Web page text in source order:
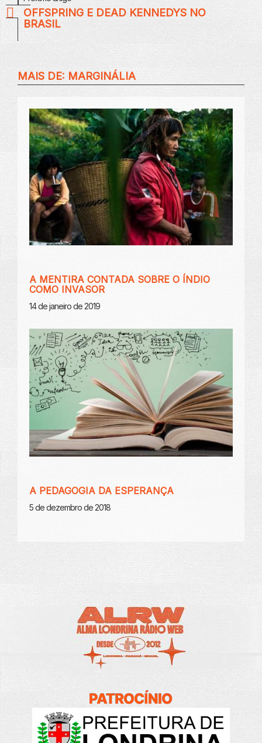
OFFSPRING E DEAD KENNEDYS NO
BRASIL
MAIS DE: MARGINÁLIA
A MENTIRA CONTADA SOBRE O ÍNDIO
COMO INVASOR
14 de janeiro de 2019
A PEDAGOGIA DA ESPERANÇA
5 de dezembro de 2018